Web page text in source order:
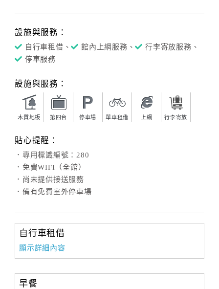
設施與服務：
自行車租借、 館內上網服務、
行李寄放服務、
停車服務
設施與服務：
木質地板 第四台 停車場 單車租借 上網 行李寄放
貼心提醒：
．專用標識編號：280
．免費WIFI（全館）
．尚未提供接送服務
．備有免費室外停車場
自行車租借
顯示詳細內容
早餐